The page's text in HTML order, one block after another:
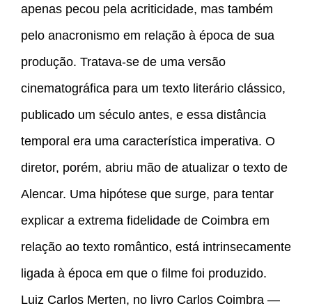
apenas pecou pela acriticidade, mas também
pelo anacronismo em relação à época de sua
produção. Tratava-se de uma versão
cinematográfica para um texto literário clássico,
publicado um século antes, e essa distância
temporal era uma característica imperativa. O
diretor, porém, abriu mão de atualizar o texto de
Alencar. Uma hipótese que surge, para tentar
explicar a extrema fidelidade de Coimbra em
relação ao texto romântico, está intrinsecamente
ligada à época em que o filme foi produzido.
Luiz Carlos Merten, no livro Carlos Coimbra —